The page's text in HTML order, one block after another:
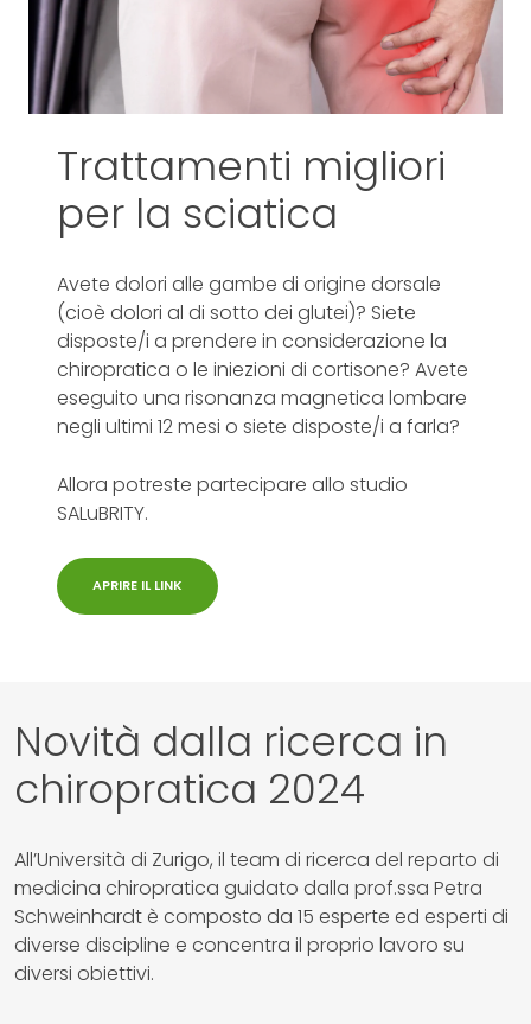
Trattamenti migliori
per la sciatica
Avete dolori alle gambe di origine dorsale
(cioè dolori al di sotto dei glutei)? Siete
disposte/i a prendere in considerazione la
chiropratica o le iniezioni di cortisone? Avete
eseguito una risonanza magnetica lombare
negli ultimi 12 mesi o siete disposte/i a farla?
Allora potreste partecipare allo studio
SALuBRITY.
APRIRE IL LINK
Novità dalla ricerca in
chiropratica 2024
All’Università di Zurigo, il team di ricerca del reparto di
medicina chiropratica guidato dalla prof.ssa Petra
Schweinhardt è composto da 15 esperte ed esperti di
diverse discipline e concentra il proprio lavoro su
diversi obiettivi.